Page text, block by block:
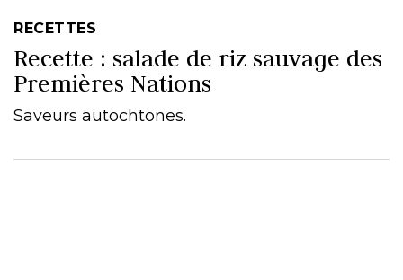
RECETTES
Recette : salade de riz sauvage des
Premières Nations
Saveurs autochtones.